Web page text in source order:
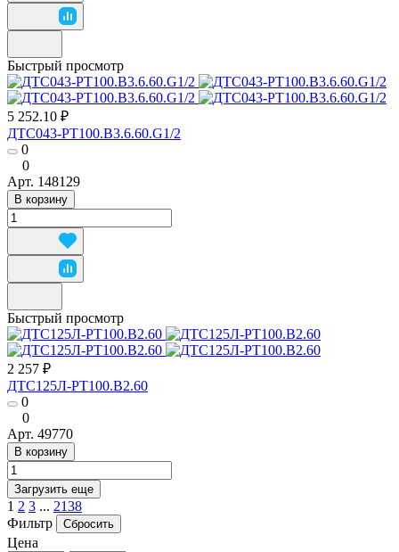
Быстрый просмотр
5 252.10 ₽
ДТС043-РТ100.В3.6.60.G1/2
0
0
Арт. 148129
В корзину
Быстрый просмотр
2 257 ₽
ДТС125Л-РТ100.В2.60
0
0
Арт. 49770
В корзину
Загрузить еще
1 2 3 ... 2138
Фильтр
Сбросить
Цена